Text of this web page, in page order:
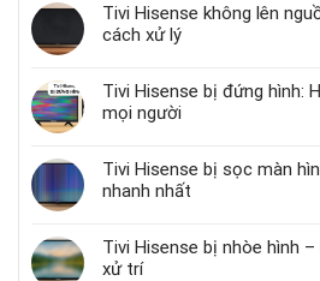
Tivi Hisense không lên
cách xử lý
Tivi Hisense bị đứng hình:
mọi người
Tivi Hisense bị sọc màn
nhanh nhất
Tivi Hisense bị nhòe hình
xử trí